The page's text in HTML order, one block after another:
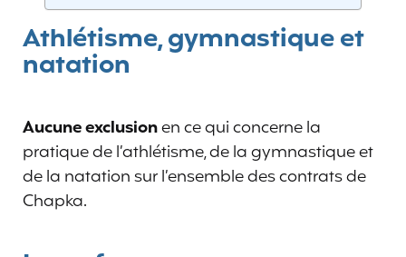
Athlétisme, gymnastique et
natation
Aucune exclusionen ce qui concerne la
pratique de l’athlétisme, de la gymnastique et
de la natation sur l’ensemble des contrats de
Chapka.